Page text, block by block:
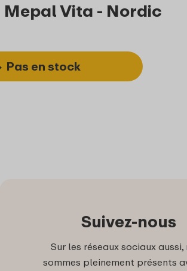
Vita - Nordic
Pas en stock
Suivez-nous
Sur les réseaux sociaux aussi,
sommes pleinement présents